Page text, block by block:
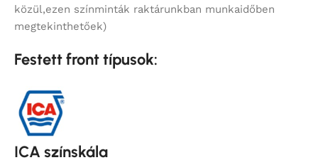
közül,ezen színminták raktárunkban munkaidőben
megtekinthetőek)
Festett front típusok:
ICA színskála